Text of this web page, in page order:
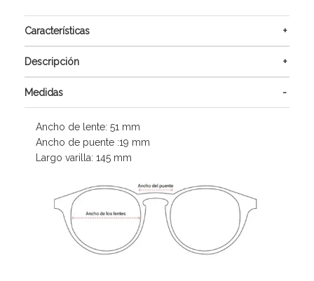
Características
Descripción
Medidas
Ancho de lente: 51 mm
Ancho de puente :19 mm
Largo varilla: 145 mm